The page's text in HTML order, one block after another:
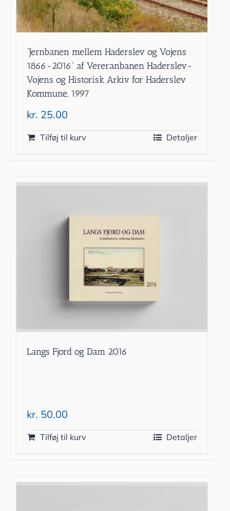
”Jernbanen mellem Haderslev og Vojens
1866-2016” af Vereranbanen Haderslev-
Vojens og Historisk Arkiv for Haderslev
Kommune, 1997
kr. 25.00
Tilføj til kurv Detaljer
Langs Fjord og Dam 2016
kr. 50.00
Tilføj til kurv Detaljer